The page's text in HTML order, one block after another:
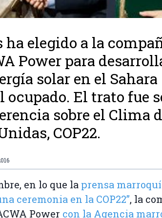
ha elegido a la
Power para
solar en el Sahara
ocupado. El trato fue
sobre el Clima
COP22.
en lo que la prensa marroquí
ceremonia en la COP22”, la
Power con la Agencia